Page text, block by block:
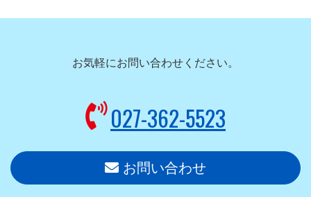
お気軽にお問い合わせください。
027-362-5523
お問い合わせ